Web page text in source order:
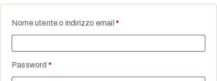
Nome utente o indirizzo email *
Password *